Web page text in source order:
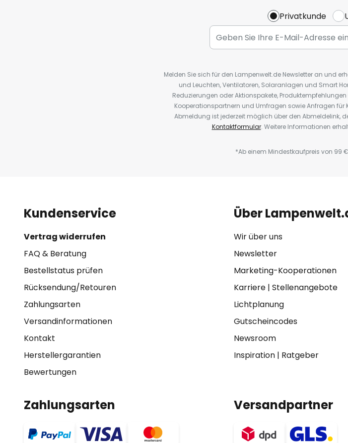
Privatkunde
Melden Sie sich für den Lampenwelt.de Newsletter an und
und Leuchten, Ventilatoren, Solaranlagen und Smart
Reduzierungen oder Aktionspakete,
Kooperationspartnern und Umfragen sowie Anfragen
Abmeldung ist jederzeit möglich über den Abmeldelink,
Kontaktformular. Weitere Informationen
*Ab einem Mindestkaufpreis von 99
Kundenservice
Vertrag widerrufen
FAQ & Beratung
Bestellstatus prüfen
Rücksendung/Retouren
Zahlungsarten
Versandinformationen
Kontakt
Herstellergarantien
Bewertungen
Über
Wir über uns
Newsletter
Marketing-Kooperationen
Karriere| Stellenangebote
Lichtplanung
Gutscheincodes
Newsroom
Inspiration| Ratgeber
Zahlungsarten Versandpartner